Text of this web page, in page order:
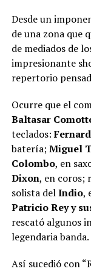
Desde un
de una zona que
de mediados de
impresionante
repertorio
Ocurre que el
Baltasar
teclados:
batería;Miguel
Colombo, en
Dixon, en coros;
solista delIndio,
Patricio Rey y
rescató algunos
legendaria banda.
Así sucedió con